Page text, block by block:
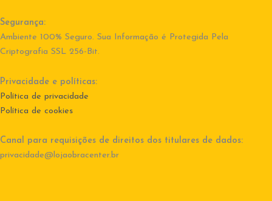
Segurança:
Ambiente 100% Seguro. Sua Informação é Protegida Pela
Criptografia SSL 256-Bit.
Privacidade e políticas:
Política de privacidade
Política de cookies
Canal para requisições de direitos dos titulares de dados:
privacidade@lojaobracenter.br